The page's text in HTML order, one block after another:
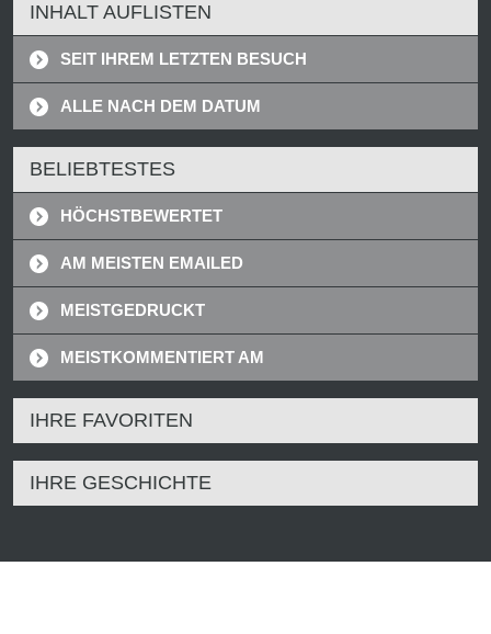
INHALT AUFLISTEN
SEIT IHREM LETZTEN BESUCH
ALLE NACH DEM DATUM
BELIEBTESTES
HÖCHSTBEWERTET
AM MEISTEN EMAILED
MEISTGEDRUCKT
MEISTKOMMENTIERT AM
IHRE FAVORITEN
IHRE GESCHICHTE